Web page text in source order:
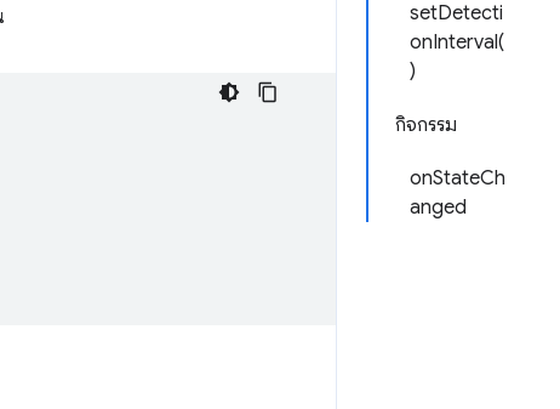
setDetecti
onInterval(
)
กิจกรรม
onStateCh
anged